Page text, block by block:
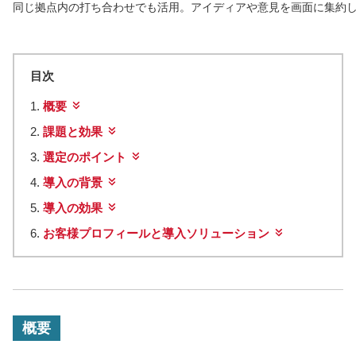
同じ拠点内の打ち合わせでも活用。アイディアや意見を画面に集約
目次
概要
課題と効果
選定のポイント
導入の背景
導入の効果
お客様プロフィールと導入ソリューション
概要